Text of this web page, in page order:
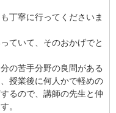
丁寧に行ってくださいま
ていて、そのおかげでと
の苦手分野の良問がある
授業後に何人かで軽めの
るので、講師の先生と仲
。